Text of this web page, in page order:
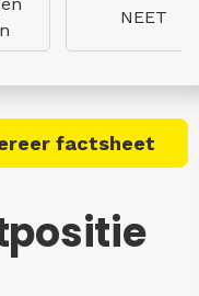
NEET
factsheet